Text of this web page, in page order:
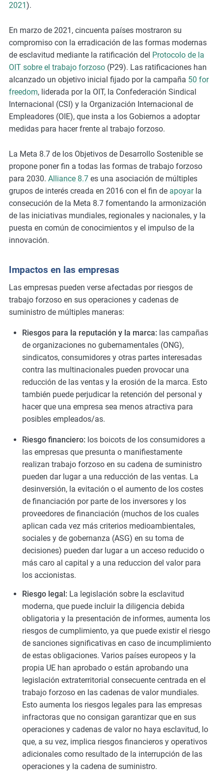
2021).
En marzo de 2021, cincuenta países mostraron su
compromiso con la erradicación de las formas modernas
de esclavitud mediante la ratificación del Protocolo de la
OIT sobre el trabajo forzoso(P29). Las ratificaciones han
alcanzado un objetivo inicial fijado por la campaña 50 for
freedom, liderada por la OIT, la Confederación Sindical
Internacional (CSI) y la Organización Internacional de
Empleadores (OIE), que insta a los Gobiernos a adoptar
medidas para hacer frente al trabajo forzoso.
La Meta 8.7 de los Objetivos de Desarrollo Sostenible se
propone poner fin a todas las formas de trabajo forzoso
para 2030. Alliance 8.7es una asociación de múltiples
grupos de interés creada en 2016 con el fin de apoyarla
consecución de la Meta 8.7 fomentando la armonización
de las iniciativas mundiales, regionales y nacionales, y la
puesta en común de conocimientos y el impulso de la
innovación.
Impactos en las empresas
Las empresas pueden verse afectadas por riesgos de
trabajo forzoso en sus operaciones y cadenas de
suministro de múltiples maneras:
Riesgos para la reputación y la marca: las campañas
de organizaciones no gubernamentales (ONG),
sindicatos, consumidores y otras partes interesadas
contra las multinacionales pueden provocar una
reducción de las ventas y la erosión de la marca. Esto
también puede perjudicar la retención del personal y
hacer que una empresa sea menos atractiva para
posibles empleados/as.
Riesgo financiero: los boicots de los consumidores a
las empresas que presunta o manifiestamente
realizan trabajo forzoso en su cadena de suministro
pueden dar lugar a una reducción de las ventas. La
desinversión, la evitación o el aumento de los costes
de financiación por parte de los inversores y los
proveedores de financiación (muchos de los cuales
aplican cada vez más criterios medioambientales,
sociales y de gobernanza (ASG) en su toma de
decisiones) pueden dar lugar a un acceso reducido o
más caro al capital y a una reduccion del valor para
los accionistas.
Riesgo legal: La legislación sobre la esclavitud
moderna, que puede incluir la diligencia debida
obligatoria y la presentación de informes, aumenta los
riesgos de cumplimiento, ya que puede existir el riesgo
de sanciones significativas en caso de incumplimiento
de estas obligaciones. Varios países europeos y la
propia UE han aprobado o están aprobando una
legislación extraterritorial consecuente centrada en el
trabajo forzoso en las cadenas de valor mundiales.
Esto aumenta los riesgos legales para las empresas
infractoras que no consigan garantizar que en sus
operaciones y cadenas de valor no haya esclavitud, lo
que, a su vez, implica riesgos financieros y operativos
adicionales como resultado de la interrupción de las
operaciones y la cadena de suministro.